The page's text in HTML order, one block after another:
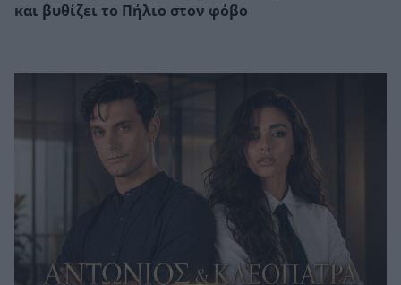
και βυθίζει το Πήλιο στον φόβο